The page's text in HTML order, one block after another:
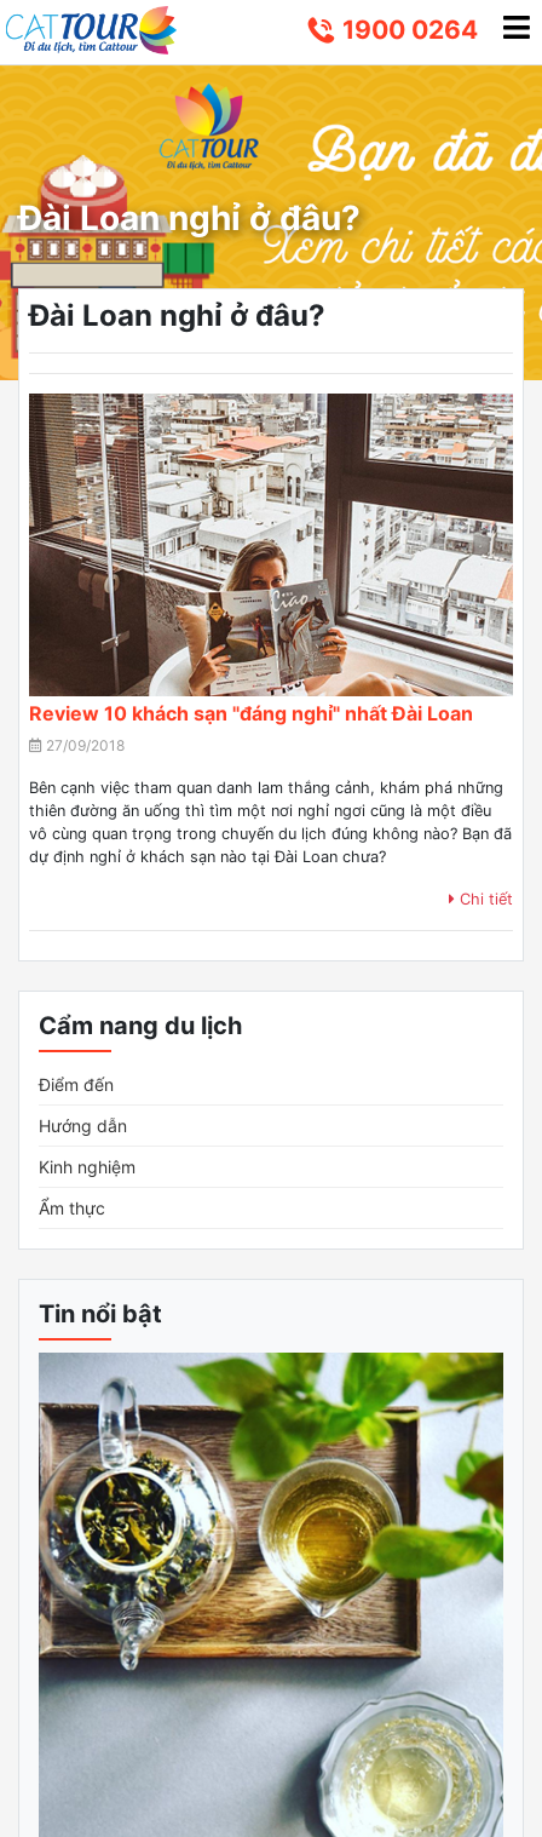
1900 0264
Đài Loan nghỉ ở đâu?
Cẩm nang du lịch
Điểm đến
Hướng dẫn
Kinh nghiệm
Ẩm thực
Tin nổi bật
Đài Loan nghỉ ở đâu?
Review 10 khách sạn "đáng nghỉ" nhất Đài Loan
27/09/2018
Bên cạnh việc tham quan danh lam thắng cảnh, khám phá những
thiên đường ăn uống thì tìm một nơi nghỉ ngơi cũng là một điều
vô cùng quan trọng trong chuyến du lịch đúng không nào? Bạn đã
dự định nghỉ ở khách sạn nào tại Đài Loan chưa?
Chi tiết